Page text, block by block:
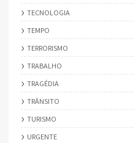
TECNOLOGIA
TEMPO
TERRORISMO
TRABALHO
TRAGÉDIA
TRÂNSITO
TURISMO
URGENTE